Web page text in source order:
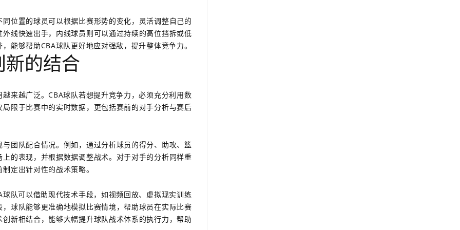
位置的球员可以根据比赛形势的变化，灵活调整自己的
线快速出手，内线球员则可以通过持续的高位挡拆或低
能够帮助CBA球队更好地应对强敌，提升整体竞争力。
新的结合
来越广泛。CBA球队若想提升竞争力，必须充分利用数
限于比赛中的实时数据，更包括赛前的对手分析与赛后
团队配合情况。例如，通过分析球员的得分、助攻、篮
的表现，并根据数据调整战术。对于对手的分析同样重
定出针对性的战术策略。
队可以借助现代技术手段，如视频回放、虚拟现实训练
球队能够更准确地模拟比赛情境，帮助球员在实际比赛
新相结合，能够大幅提升球队战术体系的执行力，帮助